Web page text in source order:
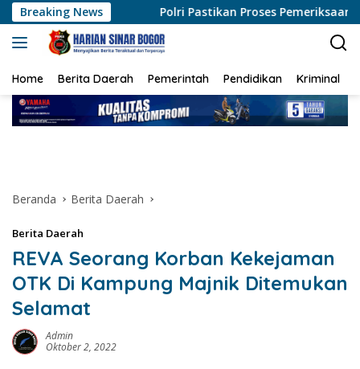
Langsung
ke
konten
Breaking News
Polri Pastikan Proses Pemeriksaan Personel di Aceh
Home Berita Daerah Pemerintah Pendidikan Kriminal
Beranda Berita Daerah
Berita Daerah
REVA Seorang Korban Kekejaman
OTK Di Kampung Majnik Ditemukan
Selamat
Admin
Oktober 2, 2022